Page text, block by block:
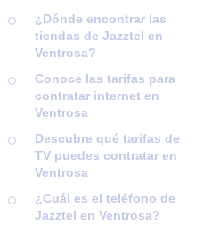
¿Dónde encontrar las
tiendas de Jazztel en
Ventrosa?
Conoce las tarifas para
contratar internet en
Ventrosa
Descubre qué tarifas de
TV puedes contratar en
Ventrosa
¿Cuál es el teléfono de
Jazztel en Ventrosa?